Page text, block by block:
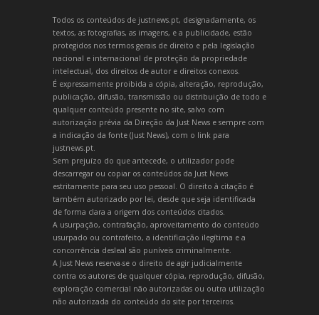
Todos os conteúdos de justnews.pt, designadamente, os
textos, as fotografias, as imagens, e a publicidade, estão
protegidos nos termos gerais de direito e pela legislação
nacional e internacional de proteção da propriedade
intelectual, dos direitos de autor e direitos conexos.
É expressamente proibida a cópia, alteração, reprodução,
publicação, difusão, transmissão ou distribuição de todo e
qualquer conteúdo presente no site, salvo com
autorização prévia da Direção da Just News e sempre com
a indicação da fonte (Just News), com o link para
justnews.pt.
Sem prejuízo do que antecede, o utilizador pode
descarregar ou copiar os conteúdos da Just News
estritamente para seu uso pessoal. O direito à citação é
também autorizado por lei, desde que seja identificada
de forma clara a origem dos conteúdos citados.
A usurpação, contrafação, aproveitamento do conteúdo
usurpado ou contrafeito, a identificação ilegítima e a
concorrência desleal são puníveis criminalmente.
A Just News reserva-se o direito de agir judicialmente
contra os autores de qualquer cópia, reprodução, difusão,
exploração comercial não autorizadas ou outra utilização
não autorizada do conteúdo do site por terceiros.